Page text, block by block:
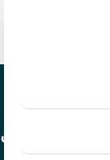
›
للتطوير العقاري